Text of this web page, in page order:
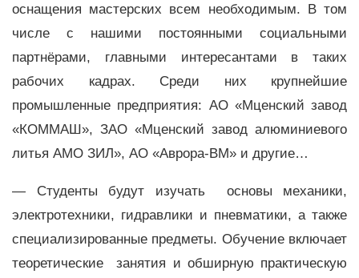
оснащения мастерских всем необходимым. В том
числе с нашими постоянными социальными
партнёрами, главными интересантами в таких
рабочих кадрах. Среди них крупнейшие
промышленные предприятия: АО «Мценский завод
«КОММАШ», ЗАО «Мценский завод алюминиевого
литья АМО ЗИЛ», АО «Аврора-ВМ» и другие…
— Студенты будут изучать основы механики,
электротехники, гидравлики и пневматики, а также
специализированные предметы. Обучение включает
теоретические занятия и обширную практическую